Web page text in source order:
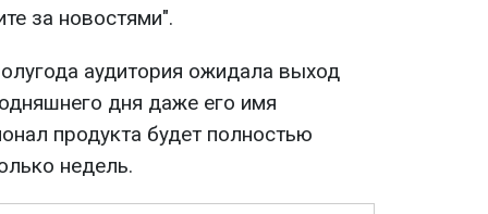
за новостями".
аудитория ожидала выход
дня даже его имя
продукта будет полностью
недель.